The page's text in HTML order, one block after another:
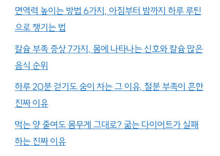
면역력 높이는 방법 6가지, 아침부터 밤까지 하루 루틴
으로 챙기는 법
칼슘 부족 증상 7가지, 몸에 나타나는 신호와 칼슘 많은
음식 순위
하루 20분 걷기도 숨이 차는 그 이유, 철분 부족이 흔한
진짜 이유
먹는 양 줄여도 몸무게 그대로? 굶는 다이어트가 실패
하는 진짜 이유